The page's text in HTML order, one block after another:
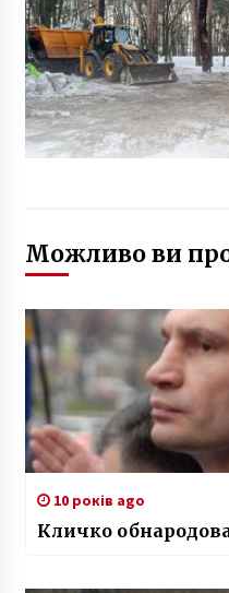
Можливо ви
10 років ago
Кличко